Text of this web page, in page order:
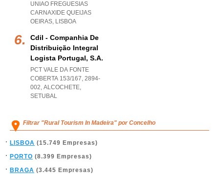
UNIAO FREGUESIAS
CARNAXIDE QUEIJAS
OEIRAS, LISBOA
Cdil - Companhia De
Distribuição Integral
Logista Portugal, S.a.
PCT VALE DA FONTE
COBERTA 153/167, 2894-
002, ALCOCHETE,
SETUBAL
Filtrar "Rural Tourism In Madeira" por Concelho
LISBOA (15.749 Empresas)
PORTO (8.399 Empresas)
BRAGA (3.445 Empresas)